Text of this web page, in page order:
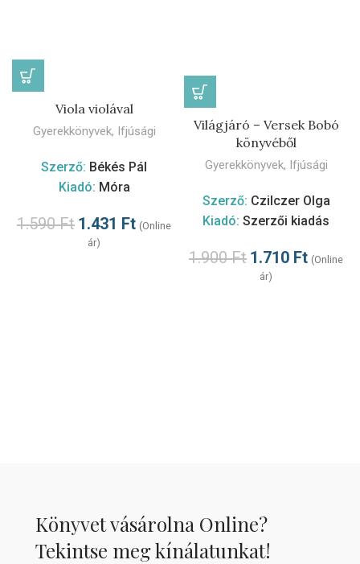
Viola violával
Gyerekkönyvek, Ifjúsági
Szerző: Békés Pál
Kiadó: Móra
1.590Ft 1.431 Ft (Online
ár)
Világjáró – Versek Bobó
könyvéből
Gyerekkönyvek, Ifjúsági
Szerző: Czilczer Olga
Kiadó: Szerzői kiadás
1.900Ft 1.710 Ft (Online
ár)
Könyvet vásárolna Online?
Tekintse meg kínálatunkat!